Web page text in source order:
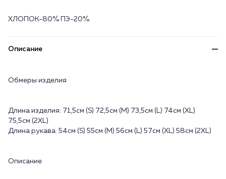
ХЛОПОК-80% ПЭ-20%
Описание
Обмеры изделия
Длина изделия: 71,5см (S) 72,5см (M) 73,5см (L) 74см (XL)
75,5см (2XL)
Длина рукава: 54см (S) 55см (M) 56см (L) 57см (XL) 58см (2XL)
Описание